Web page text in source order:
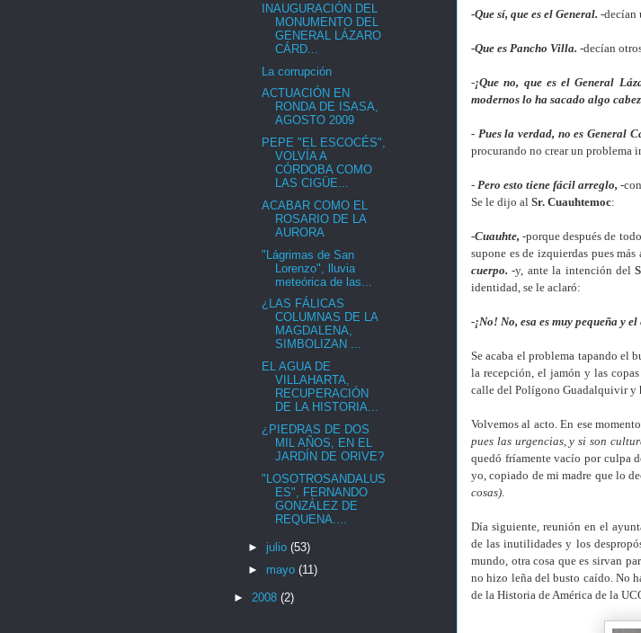
-Que sí, que es el General. -decían
-Que es Pancho Villa. -decían
-¡Que no, que es el General
modernos lo ha sacado algo
- Pues la verdad, no es General
procurando no crear un problema
- Pero esto tiene fácil arreglo, -
Se le dijo al Sr. Cuauhtemoc:
-Cuauhte, -porque después de
supone es de izquierdas pues más
cuerpo. -y, ante la intención del
identidad, se le aclaró:
-¡No! No, esa es muy pequeña y
Se acaba el problema tapando el
la recepción, el jamón y las
calle del Polígono Guadalquivir y
Volvemos al acto. En ese
pues las urgencias, y si son
quedó fríamente vacío por culpa
yo, copiado de mi madre que lo
cosas).
Día siguiente, reunión en el
de las inutilidades y los
mundo, otra cosa que es sirvan
no hizo leña del busto caído. No
de la Historia de América de la
INAUGURACIÓN DEL
MONUMENTO DEL
GENERAL LÁZARO
CÁRD...
La corrupción
ACTUACIÓN EN
RONDA DE ISASA,
AGOSTO 2009
PEPE "EL ESCOCÉS",
VOLVÍA A
CÓRDOBA COMO
LAS CIGÜE...
ACABAR COMO EL
ROSARIO DE LA
AURORA
"Lágrimas de San
Lorenzo", lluvia
meteórica de las...
¿LAS FÁLICAS
COLUMNAS DE LA
MAGDALENA,
SIMBOLIZAN ...
EL AGUA DE
VILLAHARTA,
RECUPERACIÓN
DE LA HISTORIA...
¿PIEDRAS DE DOS
MIL AÑOS, EN EL
JARDÍN DE ORIVE?
"LOSOTROSANDALUS
ES", FERNANDO
GONZÁLEZ DE
REQUENA....
► julio (53)
► mayo (11)
► 2008 (2)